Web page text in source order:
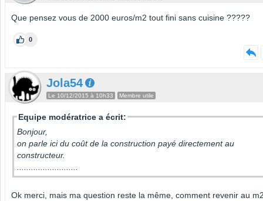
Que pensez vous de 2000 euros/m2 tout fini sans cuisine ?????
0
Jola54
Le 10/12/2015 à 10h33 Membre utile
Equipe modératrice a écrit:
Bonjour,
on parle ici du coût de la construction payé directement au
constructeur.
Ok merci, mais ma question reste la même, comment revenir au